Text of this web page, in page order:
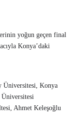
yoğun geçen final
Konya’daki
Üniversitesi, Konya
Üniversitesi
Ahmet Keleşoğlu